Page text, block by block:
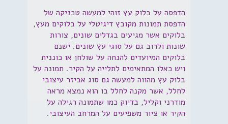
הדפסה על בלוק עץ זוהי למעשה טכניקה של
הדפסת תמונות מקובץ דיגיטלי על בלוקים מעץ,
בלוקים אשר מגיעים בגדלים שונים, צורות
שונות ולרוב גם על סוגי עץ שונים. ישנם
בלוקים המיועדים להנחה על שולחן או כוננית
ויש כאלו המתאימים לתלייה על הקיר. תמונה על
בלוק עץ מהווה למעשה גם סוג אביזר עיצובי
לחלל, אשר מקנה לחלל בו הוא נמצא מראה
מודרני וקליל, בדיוק כמו שתמונה רגילה על
הקיר או ציור משפיעים על המרחב העיצובי.